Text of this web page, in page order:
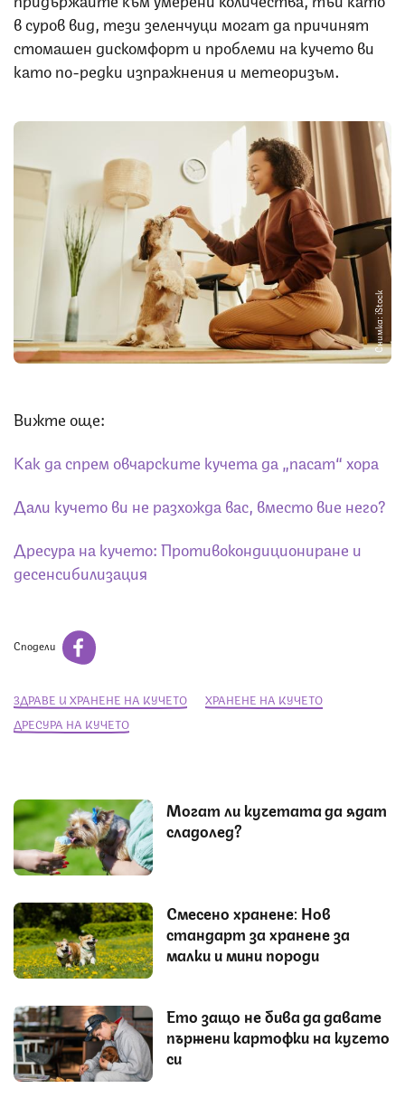
в суров вид, тези зеленчуци могат да причинят
стомашен дискомфорт и проблеми на кучето ви
като по-редки изпражнения и метеоризъм.
Снимка: iStock
Вижте още:
Как да спрем овчарските кучета да „пасат“ хора
Дали кучето ви не разхожда вас, вместо вие него?
Дресура на кучето: Противокондициониране и
десенсибилизация
Сподели
ЗДРАВЕ И ХРАНЕНЕ НА КУЧЕТО
ХРАНЕНЕ НА КУЧЕТО
ДРЕСУРА НА КУЧЕТО
Могат ли кучетата да ядат
сладолед?
Смесено хранене: Нов
стандарт за хранене за
малки и мини породи
Ето защо не бива да давате
пържени картофки на кучето
си